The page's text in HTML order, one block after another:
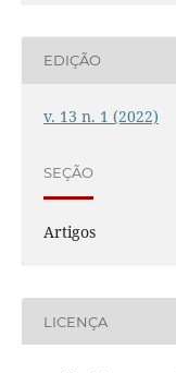
EDIÇÃO
v. 13 n. 1 (2022)
SEÇÃO
Artigos
LICENÇA